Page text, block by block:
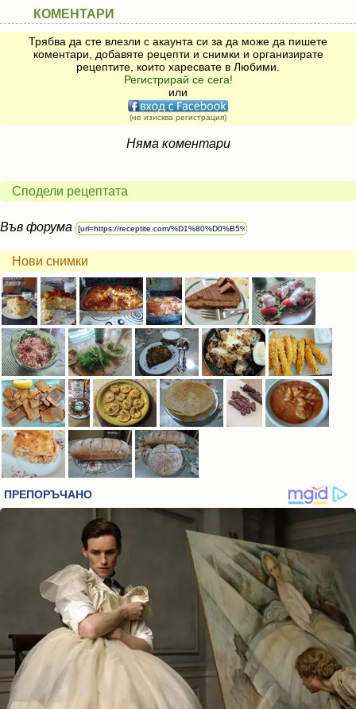
КОМЕНТАРИ
Трябва да сте влезли с акаунта си за да може да пишете
коментари, добавяте рецепти и снимки и организирате
рецептите, които харесвате в Любими.
Регистрирай се сега!
или
(не изисква регистрация)
Няма коментари
Сподели рецептата
Във форума
Нови снимки